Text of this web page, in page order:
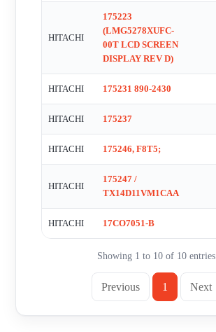
HITACHI
175223
(LMG5278XUFC-
00T LCD SCREEN
DISPLAY REV D)
HITACHI 175231 890-2430
HITACHI 175237
HITACHI 175246, F8T5;
HITACHI
175247 /
TX14D11VM1CAA
HITACHI 17CO7051-B
Showing 1 to 10 of 10 entries
Previous 1 Next